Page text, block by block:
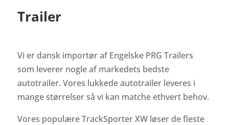
Trailer
Vi er dansk importør af Engelske PRG Trailers
som leverer nogle af markedets bedste
autotrailer. Vores lukkede autotrailer leveres i
mange størrelser så vi kan matche ethvert behov.
Vores populære TrackSporter XW løser de fleste